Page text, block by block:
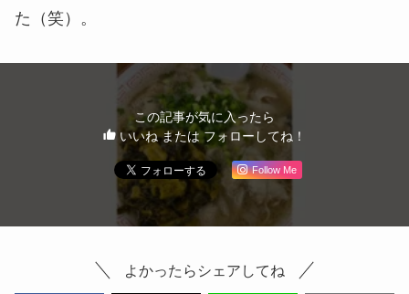
た（笑）。
この記事が気に入ったら
いいね または フォローしてね！
Follow Me
よかったらシェアしてね